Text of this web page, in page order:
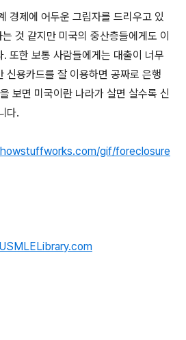
경제에 어두운 그림자를 드리우고 있
것 같지만 미국의 중산층들에게도 이
또한 보통 사람들에게는 대출이 너무
신용카드를 잘 이용하면 공짜로 은행
보면 미국이란 나라가 살면 살수록 신
다.
gif/foreclosure